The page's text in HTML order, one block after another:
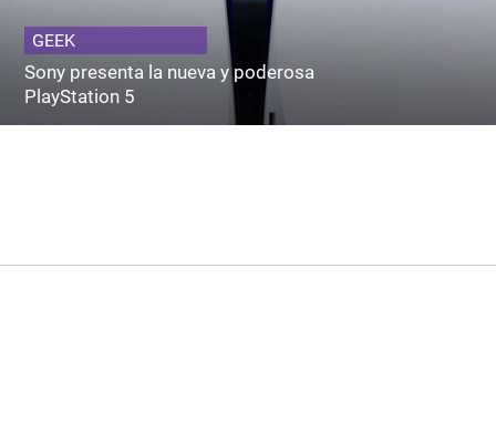
GEEK
Sony presenta la nueva y poderosa
PlayStation 5